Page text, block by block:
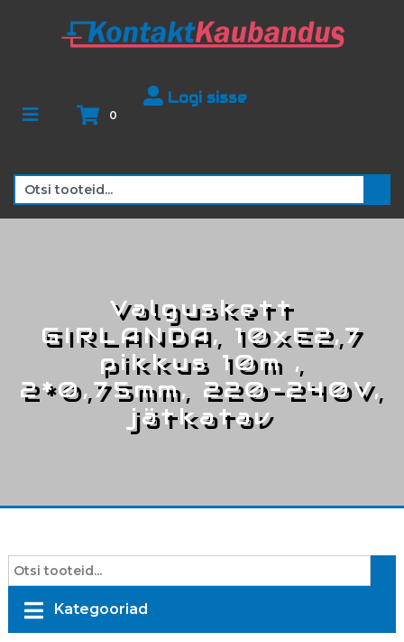
0
Logi sisse
Valguskett
GIRLANDA, 10xE2,7
pikkus 10m ,
2*0,75mm, 220-240V,
jätkatav
Kategooriad